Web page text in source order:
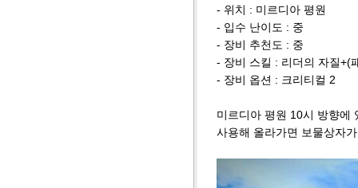
- 위치 : 미르디아 평원
- 입수 난이도 : 중
- 장비 추천도 : 중
- 장비 스킬 : 리더의 자질+(
- 장비 옵션 : 크리티컬 2
미르디아 평원 10시 방향에
사용해 올라가면 보물상자